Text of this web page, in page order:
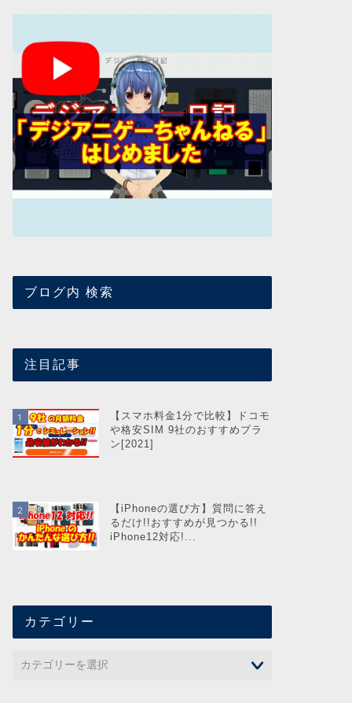
ブログ内 検索
注目記事
【スマホ料金1分で比較】ドコモ
や格安SIM 9社のおすすめプラ
ン[2021]
【iPhoneの選び方】質問に答え
るだけ!!おすすめが見つかる!!
iPhone12対応!...
カテゴリー